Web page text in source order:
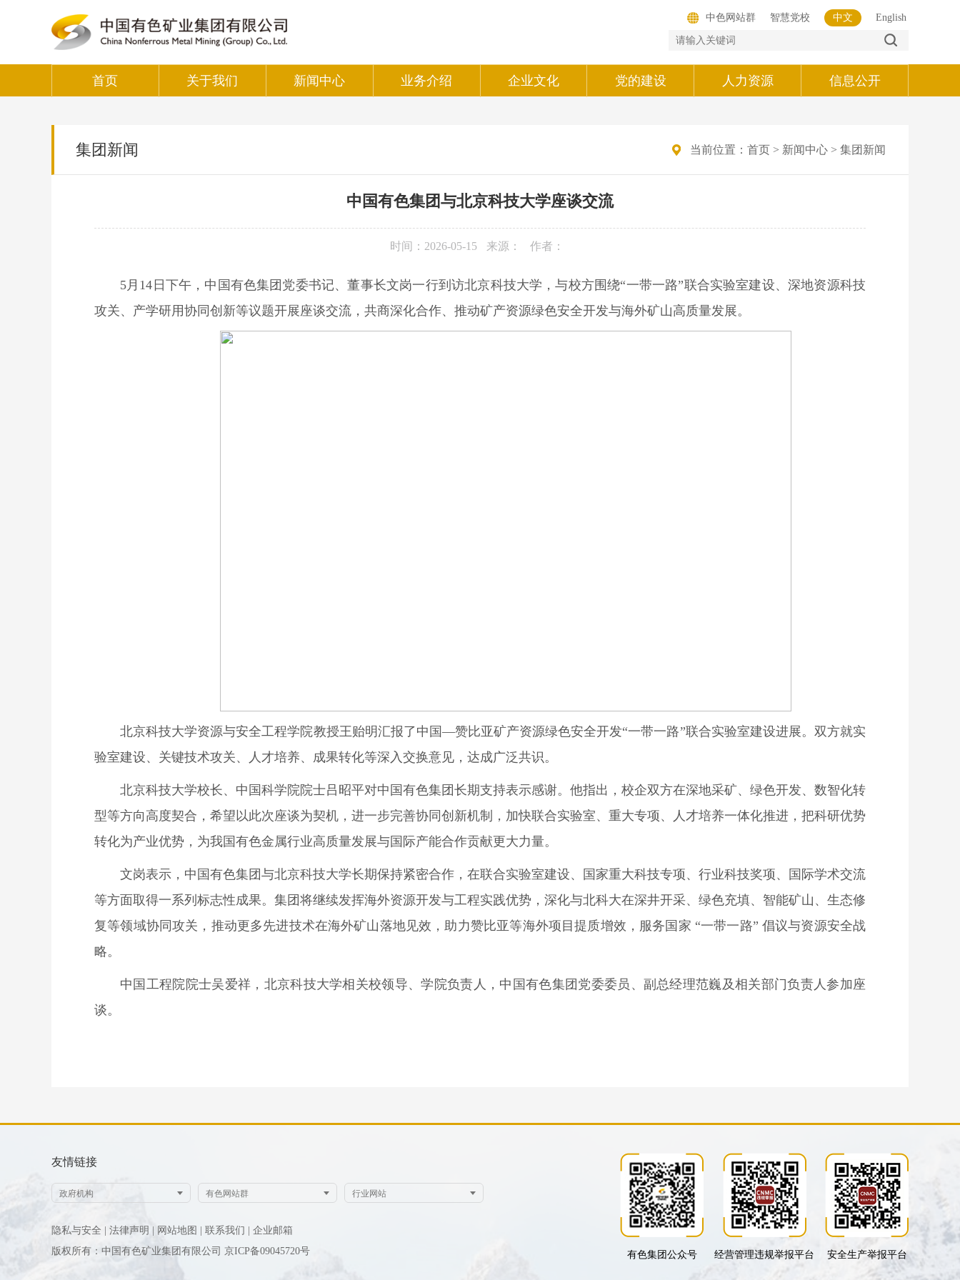
智慧党校 中文 English
中色网站群
首页 关于我们 新闻中心 业务介绍 企业文化 党的建设 人力资源 信息公开
集团新闻 当前位置： 首页 > 新闻中心 > 集团新闻
中国有色集团与北京科技大学座谈交流
时间：2026-05-15 来源： 作者：
5月14日下午，中国有色集团党委书记、董事长文岗一行到访北京科技大学，与校方围绕“一带一路”联合实验室建设、深地资源科技
攻关、产学研用协同创新等议题开展座谈交流，共商深化合作、推动矿产资源绿色安全开发与海外矿山高质量发展。
北京科技大学资源与安全工程学院教授王贻明汇报了中国—赞比亚矿产资源绿色安全开发“一带一路”联合实验室建设进展。双方就实
验室建设、关键技术攻关、人才培养、成果转化等深入交换意见，达成广泛共识。
北京科技大学校长、中国科学院院士吕昭平对中国有色集团长期支持表示感谢。他指出，校企双方在深地采矿、绿色开发、数智化转
型等方向高度契合，希望以此次座谈为契机，进一步完善协同创新机制，加快联合实验室、重大专项、人才培养一体化推进，把科研优势
转化为产业优势，为我国有色金属行业高质量发展与国际产能合作贡献更大力量。
文岗表示，中国有色集团与北京科技大学长期保持紧密合作，在联合实验室建设、国家重大科技专项、行业科技奖项、国际学术交流
等方面取得一系列标志性成果。集团将继续发挥海外资源开发与工程实践优势，深化与北科大在深井开采、绿色充填、智能矿山、生态修
复等领域协同攻关，推动更多先进技术在海外矿山落地见效，助力赞比亚等海外项目提质增效，服务国家 “一带一路” 倡议与资源安全战
略。
中国工程院院士吴爱祥，北京科技大学相关校领导、学院负责人，中国有色集团党委委员、副总经理范巍及相关部门负责人参加座
谈。
友情链接
隐私与安全 | 法律声明 | 网站地图 | 联系我们 |
企业邮箱
版权所有：中国有色矿业集团有限公司 京ICP备09045720号 安全生产举报平台
经营管理违规举报平台
有色集团公众号